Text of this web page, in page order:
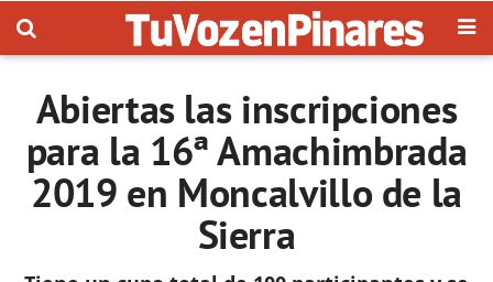
Abiertas las inscripciones
para la 16ª Amachimbrada
2019 en Moncalvillo de la
Sierra